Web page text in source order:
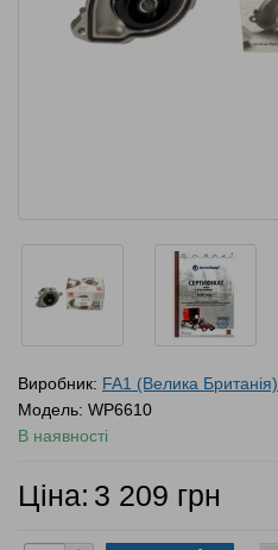
Виробник: FA1 (Велика Британія)
Модель: WP6610
В наявності
Ціна: 3 209 грн